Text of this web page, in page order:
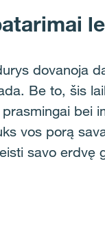
dovanoja
Be to, šis
bei
vos porą
savo erdvę